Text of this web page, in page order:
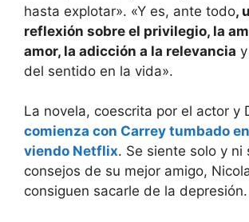
hasta explotar». «Y es, ante todo,
reflexión sobre el privilegio, la
amor, la adicción a la relevancia
del sentido en la vida».
La novela, coescrita por el actor y
comienza con Carrey tumbado
viendo Netflix. Se siente solo y ni
consejos de su mejor amigo,
consiguen sacarle de la depresión.